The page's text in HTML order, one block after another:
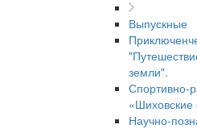
Выпускные
земли".
Спортивно-
«Шиховские
Научно-